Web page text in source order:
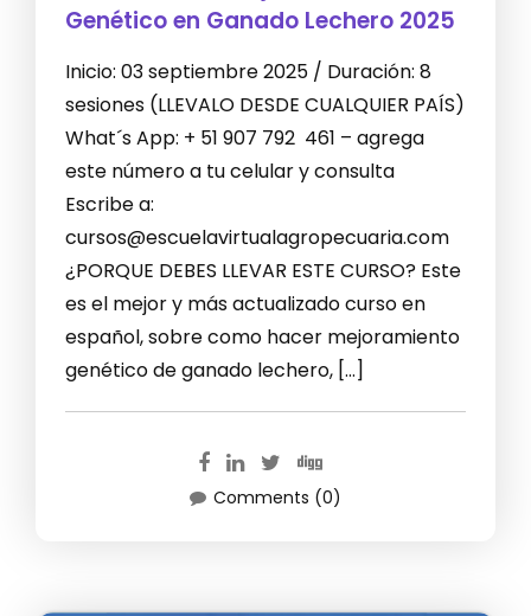
Genético en Ganado Lechero 2025
Inicio: 03 septiembre 2025 / Duración: 8
sesiones (LLEVALO DESDE CUALQUIER PAÍS)
What´s App: + 51 907 792 461 – agrega
este número a tu celular y consulta
Escribe a:
cursos@escuelavirtualagropecuaria.com
¿PORQUE DEBES LLEVAR ESTE CURSO? Este
es el mejor y más actualizado curso en
español, sobre como hacer mejoramiento
genético de ganado lechero, […]
Comments (0)